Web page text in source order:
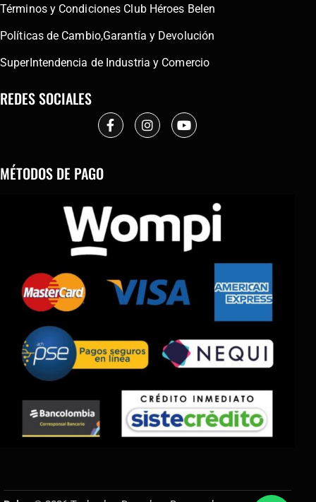
Términos y Condiciones Club Héroes Belen
Políticas de Cambio,Garantía y Devolución
SuperIntendencia de Industria y Comercio
REDES SOCIALES
MÉTODOS DE PAGO